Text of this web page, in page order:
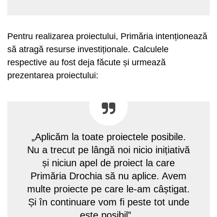
Pentru realizarea proiectului, Primăria intenționează
să atragă resurse investiționale. Calculele
respective au fost deja făcute și urmează
prezentarea proiectului:
„Aplicăm la toate proiectele posibile.
Nu a trecut pe lângă noi nicio inițiativă
și niciun apel de proiect la care
Primăria Drochia să nu aplice. Avem
multe proiecte pe care le-am câștigat.
Și în continuare vom fi peste tot unde